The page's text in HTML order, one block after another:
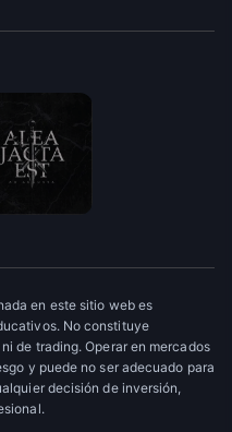
en este sitio web es
No constituye
de trading. Operar en mercados
y puede no ser adecuado para
decisión de inversión,